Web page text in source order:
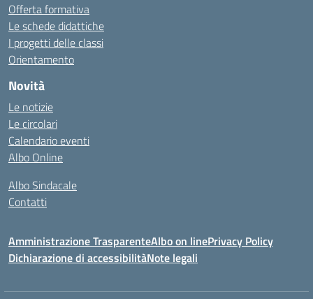
Offerta formativa
Le schede didattiche
I progetti delle classi
Orientamento
Novità
Le notizie
Le circolari
Calendario eventi
Albo Online
Albo Sindacale
Contatti
Amministrazione TrasparenteAlbo on linePrivacy Policy
Dichiarazione di accessibilitàNote legali